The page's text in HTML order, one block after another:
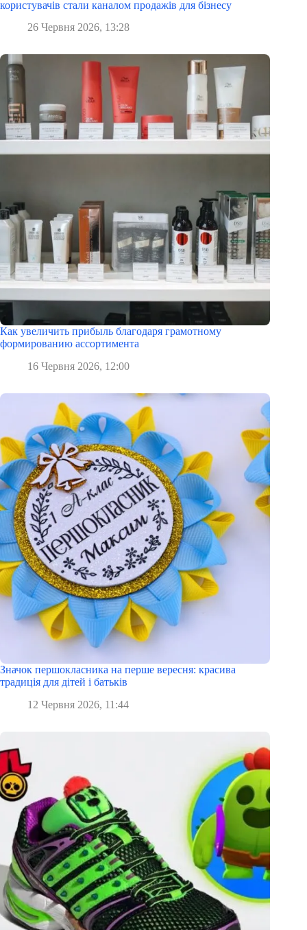
користувачів стали каналом продажів для бізнесу
26 Червня 2026, 13:28
Как увеличить прибыль благодаря грамотному
формированию ассортимента
16 Червня 2026, 12:00
Значок першокласника на перше вересня: красива
традиція для дітей і батьків
12 Червня 2026, 11:44